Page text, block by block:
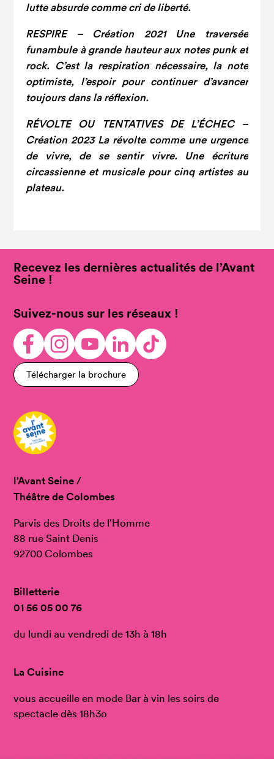
lutte absurde comme cri de liberté.
RESPIRE – Création 2021 Une traversée
funambule à grande hauteur aux notes punk et
rock. C’est la respiration nécessaire, la note
optimiste, l’espoir pour continuer d’avancer
toujours dans la réflexion.
RÉVOLTE OU
TENTATIVES DE L’ÉCHEC
–
Création 2023 La révolte comme une urgence
de vivre, de se sentir vivre. Une écriture
circassienne et musicale pour cinq artistes au
plateau.
Recevez les dernières actualités de l’Avant
Seine !
Suivez-nous sur les réseaux !
Télécharger la brochure
l’Avant Seine /
Théâtre de Colombes
Parvis des Droits de l’Homme
88 rue Saint Denis
92700 Colombes
Billetterie
01 56 05 00 76
du lundi au vendredi de 13h à 18h
La Cuisine
vous accueille en mode Bar à vin les soirs de
spectacle dès 18h3o